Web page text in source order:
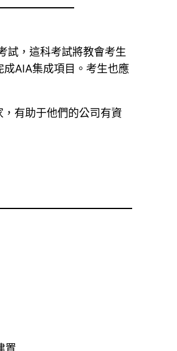
，這科考試將教會考生
AIA集成項目。考生也應
有助于他們的公司有資
置